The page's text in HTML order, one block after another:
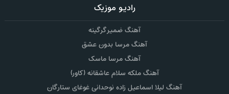
رادیو موزیک
آهنگ ضمیر گرگینه
آهنگ مرسا بدون عشق
آهنگ مرسا ماسک
آهنگ ملکه سلام عاشقانه (کاور)
آهنگ لیلا اسماعیل زاده نوحدانی غوغای ستارگان